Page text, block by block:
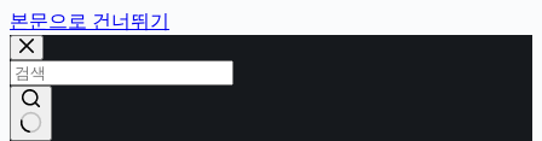
본문으로 건너뛰기